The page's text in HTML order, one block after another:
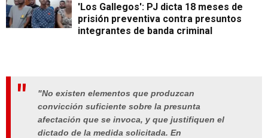
'Los Gallegos': PJ dicta 18 meses de
prisión preventiva contra presuntos
integrantes de banda criminal
"No existen elementos que produzcan
convicción suficiente sobre la presunta
afectación que se invoca, y que justifiquen el
dictado de la medida solicitada. En